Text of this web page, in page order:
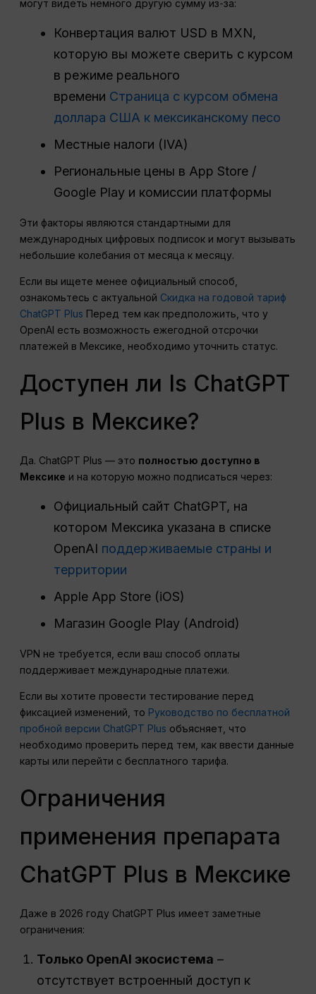
могут видеть немного другую сумму из-за:
Конвертация валют USD в MXN,
которую вы можете сверить с курсом
в режиме реального
времени Страница с курсом обмена
доллара США к мексиканскому песо
Местные налоги (IVA)
Региональные цены в App Store /
Google Play и комиссии платформы
Эти факторы являются стандартными для
международных цифровых подписок и могут вызывать
небольшие колебания от месяца к месяцу.
Если вы ищете менее официальный способ,
ознакомьтесь с актуальной Скидка на годовой тариф
ChatGPT Plus Перед тем как предположить, что у
OpenAI есть возможность ежегодной отсрочки
платежей в Мексике, необходимо уточнить статус.
Доступен ли Is ChatGPT
Plus в Мексике?
Да. ChatGPT Plus — это полностью доступно в
Мексике и на которую можно подписаться через:
Официальный сайт ChatGPT, на
котором Мексика указана в списке
OpenAI поддерживаемые страны и
территории
Apple App Store (iOS)
Магазин Google Play (Android)
VPN не требуется, если ваш способ оплаты
поддерживает международные платежи.
Если вы хотите провести тестирование перед
фиксацией изменений, то Руководство по бесплатной
пробной версии ChatGPT Plus объясняет, что
необходимо проверить перед тем, как ввести данные
карты или перейти с бесплатного тарифа.
Ограничения
применения препарата
ChatGPT Plus в Мексике
Даже в 2026 году ChatGPT Plus имеет заметные
ограничения:
Только OpenAI экосистема –
отсутствует встроенный доступ к